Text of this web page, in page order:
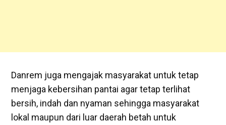
Danrem juga mengajak masyarakat untuk tetap
menjaga kebersihan pantai agar tetap terlihat
bersih, indah dan nyaman sehingga masyarakat
lokal maupun dari luar daerah betah untuk